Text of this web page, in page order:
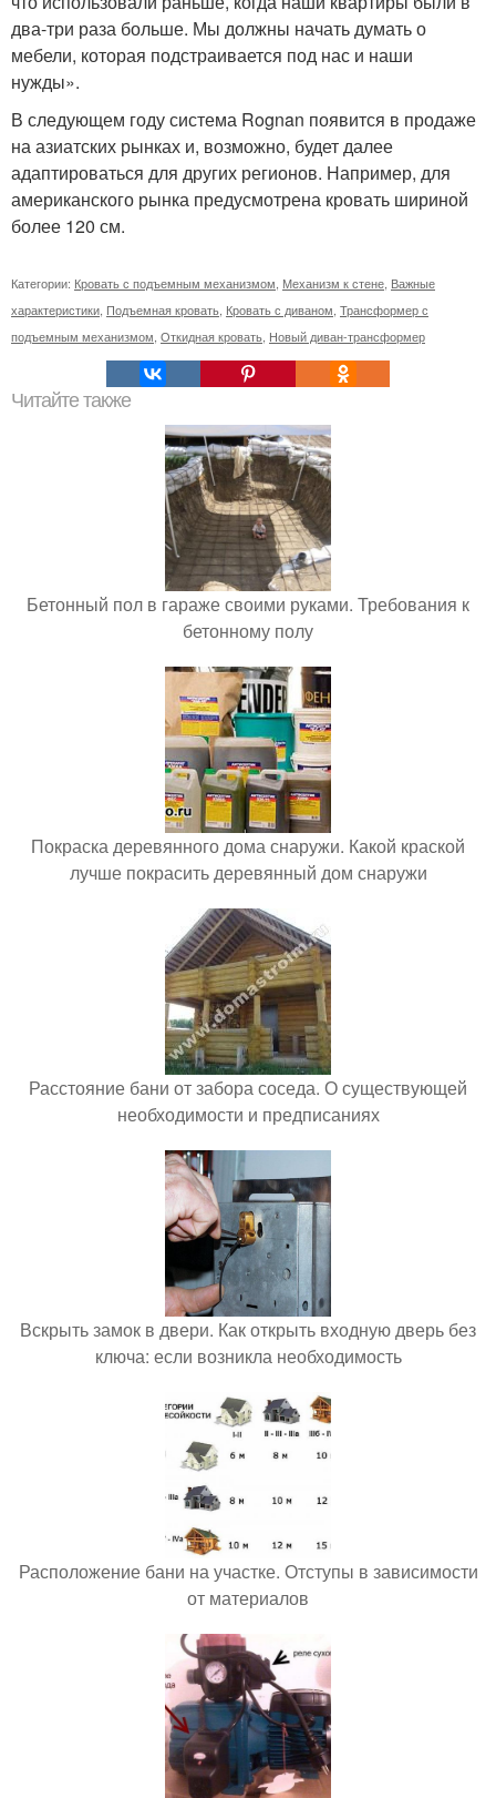
два-три раза больше. Мы должны начать думать о
мебели, которая подстраивается под нас и наши
нужды».
В следующем году система Rognan появится в продаже
на азиатских рынках и, возможно, будет далее
адаптироваться для других регионов. Например, для
американского рынка предусмотрена кровать шириной
более 120 см.
Категории: Кровать с подъемным механизмом Механизм к стене Важные
характеристики Подъемная кровать Кровать с диваном Трансформер с
подъемным механизмом Откидная кровать Новый диван-трансформер
Читайте также
Бетонный пол в гараже своими руками. Требования к
бетонному полу
Покраска деревянного дома снаружи. Какой краской
лучше покрасить деревянный дом снаружи
Расстояние бани от забора соседа. О существующей
необходимости и предписаниях
Вскрыть замок в двери. Как открыть входную дверь без
ключа: если возникла необходимость
Расположение бани на участке. Отступы в зависимости
от материалов